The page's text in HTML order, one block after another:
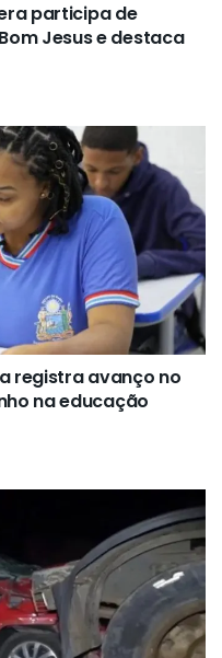
participa de
Jesus e destaca
registra avanço no
na educação